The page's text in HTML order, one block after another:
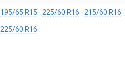
195/65 R15 225/60 R16 215/60 R16
225/60 R16